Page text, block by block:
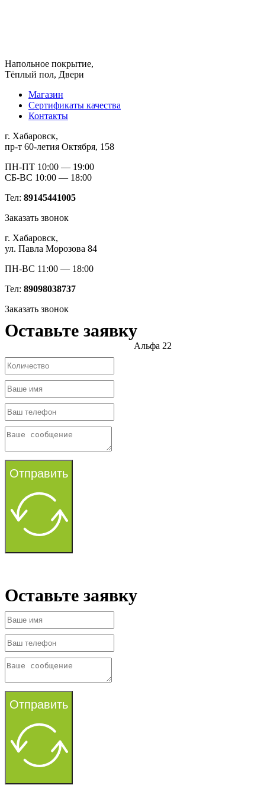
Напольное покрытие,
Тёплый пол, Двери
Магазин
Сертификаты качества
Контакты
г. Хабаровск,
пр-т 60-летия Октября, 158
ПН-ПТ 10:00 — 19:00
СБ-ВС 10:00 — 18:00
Тел: 89145441005
Заказать звонок
г. Хабаровск,
ул. Павла Морозова 84
ПН-ВС 11:00 — 18:00
Тел: 89098038737
Заказать звонок
Оставьте заявку
Альфа 22
Отправить
Оставьте заявку
Отправить